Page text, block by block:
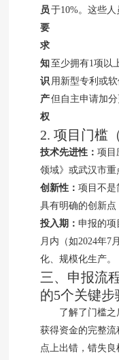
员
要
求
于10%。这些人
知
识
产
权
至少拥有1项以
用新型专利或
但自主申请加分
2. 项目门槛
技术先进性：项目
领域》或武汉市重
创新性：项目不是
具有明确的创新点
投入期：申报的项
月内（如2024年7
化、规模化生产。
三、申报流
的5个关键步
了解了门槛
获得资金的完整
点上出错，错失良